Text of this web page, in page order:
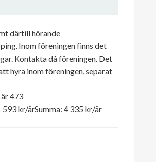
därtill hörande
Inom föreningen finns det
Kontakta då föreningen. Det
hyra inom föreningen, separat
473
kr/årSumma: 4 335 kr/år